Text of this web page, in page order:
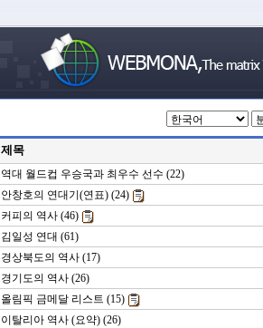
제목
역대 월드컵 우승국과 최우수 선수 (22)
안창호의 연대기(연표) (24)
커피의 역사 (46)
김일성 연대 (61)
경상북도의 역사 (17)
경기도의 역사 (26)
올림픽 금메달 리스트 (15)
이탈리아 역사 (요약) (26)